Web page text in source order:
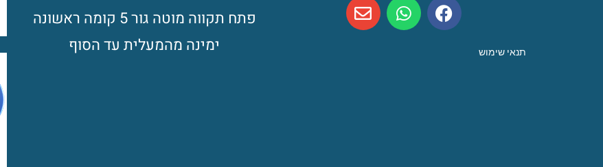
תנאי שימוש
פתח תקווה מוטה גור 5 קומה ראשונה
ימינה מהמעלית עד הסוף